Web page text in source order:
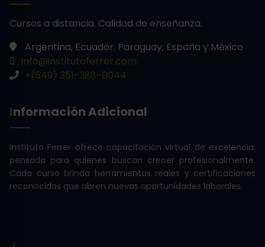
Cursos a distancia. Calidad de enseñanza.
Argentina, Ecuador, Paraguay, España y México
info@institutoferrer.com
+(549) 351-388-0044
Información Adicional
Instituto Ferrer ofrece capacitación virtual de excelencia,
pensada para quienes buscan crecer profesionalmente.
Cada curso brinda herramientas reales y certificaciones
reconocidas que abren nuevas oportunidades laborales.